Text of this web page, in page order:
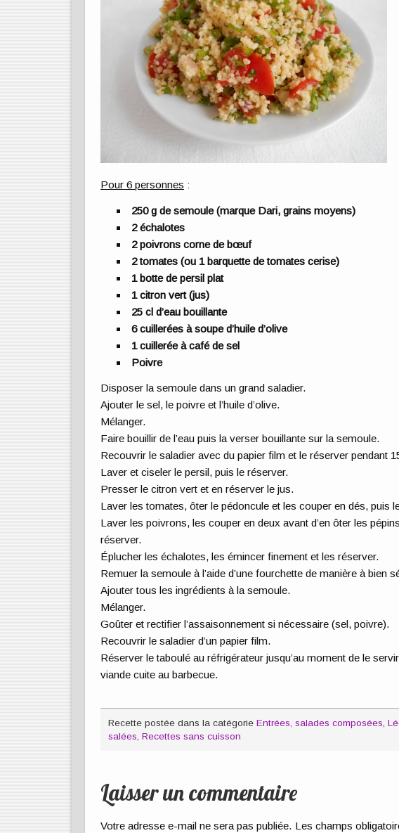
Pour 6 personnes :
250 g de semoule (marque Dari, grains moyens)
2 échalotes
2 poivrons corne de bœuf
2 tomates (ou 1 barquette de tomates cerise)
1 botte de persil plat
1 citron vert (jus)
25 cl d’eau bouillante
6 cuillerées à soupe d’huile d’olive
1 cuillerée à café de sel
Poivre
Disposer la semoule dans un grand saladier.
Ajouter le sel, le poivre et l’huile d’olive.
Mélanger.
Faire bouillir de l’eau puis la verser bouillante sur la semoule.
Recouvrir le saladier avec du papier film et le réserver pendant
Laver et ciseler le persil, puis le réserver.
Presser le citron vert et en réserver le jus.
Laver les tomates, ôter le pédoncule et les couper en dés, puis
Laver les poivrons, les couper en deux avant d’en ôter les
réserver.
Éplucher les échalotes, les émincer finement et les réserver.
Remuer la semoule à l’aide d’une fourchette de manière à bien
Ajouter tous les ingrédients à la semoule.
Mélanger.
Goûter et rectifier l’assaisonnement si nécessaire (sel, poivre).
Recouvrir le saladier d’un papier film.
Réserver le taboulé au réfrigérateur jusqu’au moment de le
viande cuite au barbecue.
Recette postée dans la catégorie Entrées, salades composées
salées Recettes sans cuisson
Laisser un commentaire
Votre adresse e-mail ne sera pas publiée. Les champs